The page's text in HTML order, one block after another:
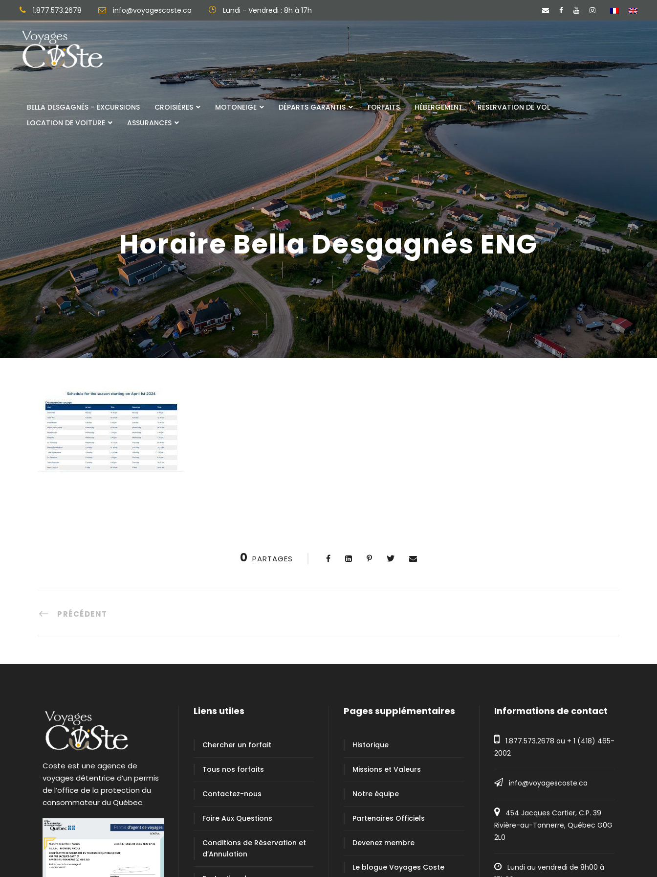
1.877.573.2678 info@voyagescoste.ca Lundi - Vendredi : 8h à 17h
BELLA DESGAGNÉS – EXCURSIONS CROISIÈRES MOTONEIGE DÉPARTS GARANTIS FORFAITS HÉBERGEMENT
RÉSERVATION DE VOL
LOCATION DE VOITURE
ASSURANCES
Horaire Bella Desgagnés ENG
0 PARTAGES
PRÉCÉDENT
Coste est une agence de
voyages détentrice d’un permis
de l’office de la protection du
consommateur du Québec.
Liens utiles
Chercher un forfait
Tous nos forfaits
Contactez-nous
Foire Aux Questions
Conditions de Réservation et
d’Annulation
Pages supplémentaires
Historique
Missions et Valeurs
Notre équipe
Partenaires Officiels
Devenez membre
Le blogue Voyages Coste
Informations de contact
1.877.573.2678 ou + 1 (418) 465-
2002
info@voyagescoste.ca
454 Jacques Cartier, C.P. 39
Rivière-au-Tonnerre, Québec G0G
2L0
Lundi au vendredi de 8h00 à